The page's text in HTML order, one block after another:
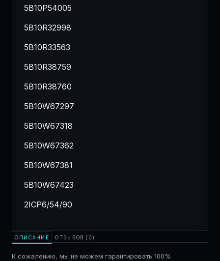
5B10P54005
5B10R32998
5B10R33563
5B10R38759
5B10R38760
5B10W67297
5B10W67318
5B10W67362
5B10W67381
5B10W67423
2ICP6/54/90
ОПИСАНИЕ ОТЗЫВОВ (0)
К сожалению, мы не можем гарантировать 100%